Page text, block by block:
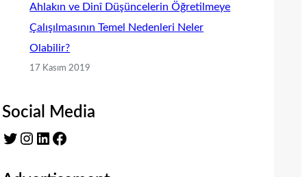
Ahlakın ve Dinî Düşüncelerin Öğretilmeye
Çalışılmasının Temel Nedenleri Neler
Olabilir?
17 Kasım 2019
Social Media
Twitter
Instagram LinkedIn Facebook